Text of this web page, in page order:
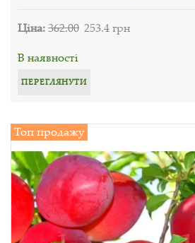
Ціна:362.00 253.4 грн
В наявності
ПЕРЕГЛЯНУТИ
Топ продажу